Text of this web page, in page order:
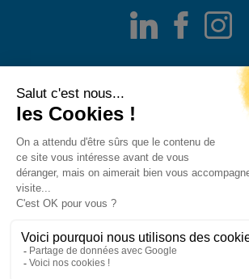
LinkedIn
Alerte fraude
Politique de confidentialité